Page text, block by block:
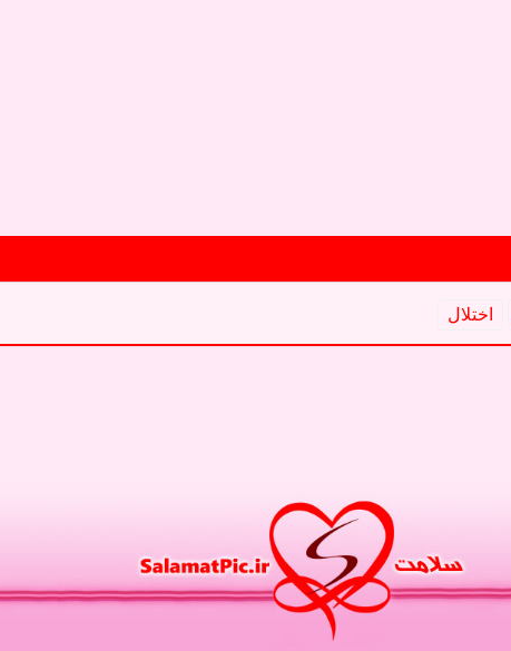
اختلال